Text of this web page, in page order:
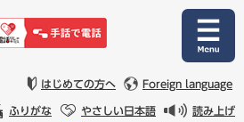
はじめての方へ Foreign language
ふりがな やさしい日本語 読み上げ